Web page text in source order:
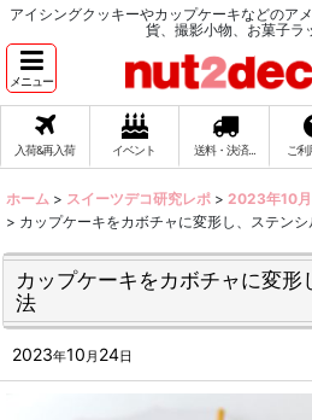
アイシングクッキーやカップケーキなどのア
貨、撮影小物、お菓子ラ
メニュー
入荷&再入荷 イベント 送料・決済... ご
ホーム > スイーツデコ研究レポ > 2023年10月
> カップケーキをカボチャに変形し、ステン
カップケーキをカボチャに変
法
2023年10 月 24日